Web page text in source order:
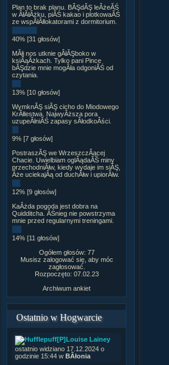
Plan to brak planu. BĂŞdĂŞ leÂżeĂŚ
w ÂłĂłÂżku, piĂŚ kakao i plotkowaĂŚ
ze wspĂłÂłlokatorami z dormitorium.
40% [31 głosów]
MĂłj nos utknie gÂłĂŞboko w
ksiÂąÂżkach. Tylko pani Pince
bĂŞdzie mnie mogÂła odgoniĂŚ od
czytania.
13% [10 głosów]
WymknĂŞ siĂŞ cicho do Miodowego
KrĂłlestwa. NajwyÂższa pora
uzupeÂłniĂŚ zapasy sÂłodkoÂści.
9% [7 głosów]
PostraszĂŞ we WrzeszczÂącej
Chacie. Uwielbiam oglÂądaĂŚ miny
przechodniĂłw, kiedy wydaje im siĂŞ,
Âże uciekajÂą od duchĂłw i upiorĂłw.
12% [9 głosów]
KaÂżda pogoda jest dobra na
Quidditcha. ÂŚnieg nie powstrzyma
mnie przed regularnymi treningami.
14% [11 głosów]
Ogółem głosów: 77
Musisz zalogować się, aby móc
zagłosować.
Rozpoczęto: 07.02.23
Archiwum ankiet
Ostatnio w Hogwarcie
[P]Louise Lainey
ostatnio widziano 17.12.2024 o
godzinie 15:44 w BÂłonia